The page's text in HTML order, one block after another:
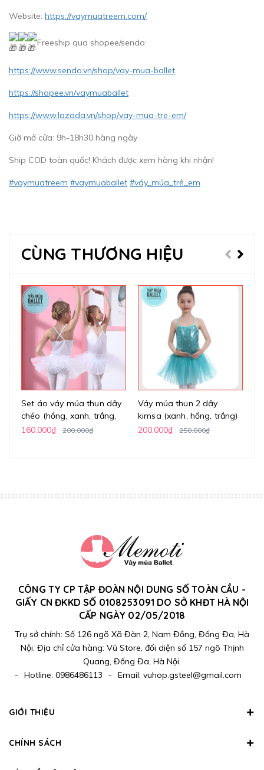
Website: https://vaymuatreem.com/
Freeship qua shopee/sendo:
https://www.sendo.vn/shop/vay-mua-ballet
https://shopee.vn/vaymuaballet
https://www.lazada.vn/shop/vay-mua-tre-em/
Giờ mở cửa: 9h-18h30 hàng ngày
Ship COD toàn quốc! Khách được xem hàng khi nhận!
#vaymuatreem #vaymuaballet #váy_múa_trẻ_em
CÙNG THƯƠNG HIỆU
Set áo váy múa thun dây
chéo (hồng, xanh, trắng,
vàng)
160.000₫ 200.000₫
Váy múa thun 2 dây
kimsa (xanh, hồng, trắng)
200.000₫
250.000₫
CÔNG TY CP TẬP ĐOÀN NỘI DUNG SỐ TOÀN CẦU -
GIẤY CN ĐKKD SỐ 0108253091 DO SỞ KHĐT HÀ NỘI
CẤP NGÀY 02/05/2018
Trụ sở chính: Số 126 ngõ Xã Đàn 2, Nam Đồng, Đống Đa, Hà
Nội. Địa chỉ cửa hàng: Vũ Store, đối diện số 157 ngõ Thịnh
Quang, Đống Đa, Hà Nội.
-
Hotline: 0986486113 - Email: vuhop.gsteel@gmail.com
GIỚI THIỆU
CHÍNH SÁCH